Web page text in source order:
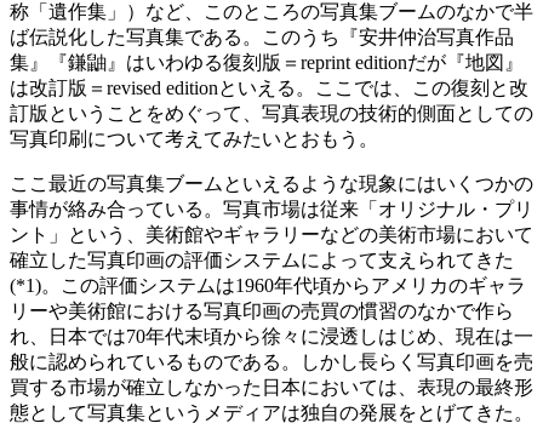
称「遺作集」）など、このところの写真集ブームのなかで半
ば伝説化した写真集である。このうち『安井仲治写真作品
集』『鎌鼬』はいわゆる復刻版＝reprint editionだが『地図』
は改訂版＝revised editionといえる。ここでは、この復刻と改
訂版ということをめぐって、写真表現の技術的側面としての
写真印刷について考えてみたいとおもう。
ここ最近の写真集ブームといえるような現象にはいくつかの
事情が絡み合っている。写真市場は従来「オリジナル・プリ
ント」という、美術館やギャラリーなどの美術市場において
確立した写真印画の評価システムによって支えられてきた
(*1)。この評価システムは1960年代頃からアメリカのギャラ
リーや美術館における写真印画の売買の慣習のなかで作ら
れ、日本では70年代末頃から徐々に浸透しはじめ、現在は一
般に認められているものである。しかし長らく写真印画を売
買する市場が確立しなかった日本においては、表現の最終形
態として写真集というメディアは独自の発展をとげてきた。